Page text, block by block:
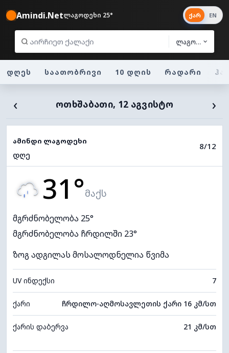
Amindi.Netლაგოდეხი 25°
ლაგოდეხი
ქარ EN
დღეს საათობრივი 10 დღის რადარი
‹ ᲝᲗᲮᲨᲐᲑᲐᲗᲘ, 12 ᲐᲒᲕᲘᲡᲢᲝ ›
ამინდი ლაგოდეხი
დღე
8/12
31°მაქს
მგრძნობელობა 25°
მგრძნობელობა ჩრდილში 23°
ზოგ ადგილას მოსალოდნელია წვიმა
UV ინდექსი 7
ქარი ჩრდილო-აღმოსავლეთის ქარი 16 კმ/სთ
ქარის დაბერვა 21 კმ/სთ